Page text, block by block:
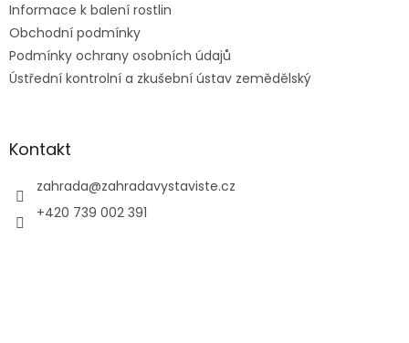
Informace k balení rostlin
Obchodní podmínky
Podmínky ochrany osobních údajů
Ústřední kontrolní a zkušební ústav zemědělský
Kontakt
zahrada@zahradavystaviste.cz
+420 739 002 391